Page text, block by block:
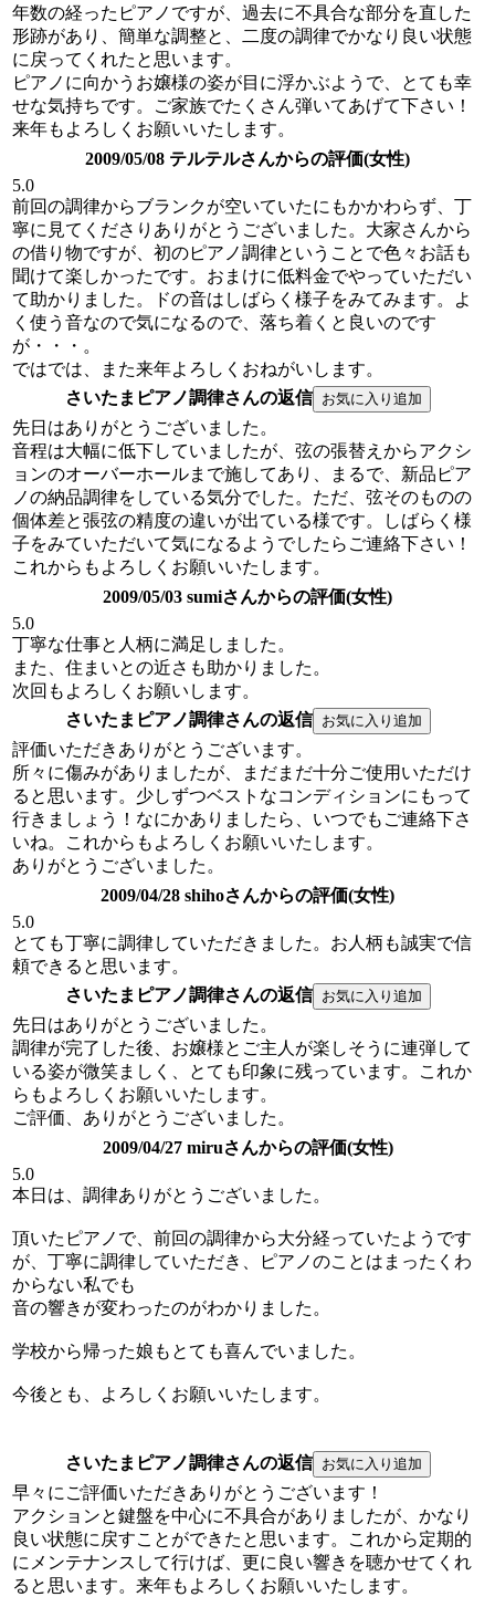
年数の経ったピアノですが、過去に不具合な部分を直した
形跡があり、簡単な調整と、二度の調律でかなり良い状態
に戻ってくれたと思います。
ピアノに向かうお嬢様の姿が目に浮かぶようで、とても幸
せな気持ちです。ご家族でたくさん弾いてあげて下さい！
来年もよろしくお願いいたします。
2009/05/08 テルテルさんからの評価(女性)
5.0
前回の調律からブランクが空いていたにもかかわらず、丁
寧に見てくださりありがとうございました。大家さんから
の借り物ですが、初のピアノ調律ということで色々お話も
聞けて楽しかったです。おまけに低料金でやっていただい
て助かりました。ドの音はしばらく様子をみてみます。よ
く使う音なので気になるので、落ち着くと良いのです
が・・・。
ではでは、また来年よろしくおねがいします。
さいたまピアノ調律さんの返信
先日はありがとうございました。
音程は大幅に低下していましたが、弦の張替えからアクシ
ョンのオーバーホールまで施してあり、まるで、新品ピア
ノの納品調律をしている気分でした。ただ、弦そのものの
個体差と張弦の精度の違いが出ている様です。しばらく様
子をみていただいて気になるようでしたらご連絡下さい！
これからもよろしくお願いいたします。
2009/05/03 sumiさんからの評価(女性)
5.0
丁寧な仕事と人柄に満足しました。
また、住まいとの近さも助かりました。
次回もよろしくお願いします。
さいたまピアノ調律さんの返信
評価いただきありがとうございます。
所々に傷みがありましたが、まだまだ十分ご使用いただけ
ると思います。少しずつベストなコンディションにもって
行きましょう！なにかありましたら、いつでもご連絡下さ
いね。これからもよろしくお願いいたします。
ありがとうございました。
2009/04/28 shihoさんからの評価(女性)
5.0
とても丁寧に調律していただきました。お人柄も誠実で信
頼できると思います。
さいたまピアノ調律さんの返信
先日はありがとうございました。
調律が完了した後、お嬢様とご主人が楽しそうに連弾して
いる姿が微笑ましく、とても印象に残っています。これか
らもよろしくお願いいたします。
ご評価、ありがとうございました。
2009/04/27 miruさんからの評価(女性)
5.0
本日は、調律ありがとうございました。
頂いたピアノで、前回の調律から大分経っていたようです
が、丁寧に調律していただき、ピアノのことはまったくわ
からない私でも
音の響きが変わったのがわかりました。
学校から帰った娘もとても喜んでいました。
今後とも、よろしくお願いいたします。
さいたまピアノ調律さんの返信
早々にご評価いただきありがとうございます！
アクションと鍵盤を中心に不具合がありましたが、かなり
良い状態に戻すことができたと思います。これから定期的
にメンテナンスして行けば、更に良い響きを聴かせてくれ
ると思います。来年もよろしくお願いいたします。